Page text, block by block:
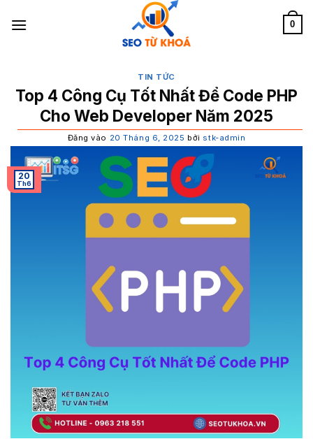
qua
0
TIN TỨC
Top 4 Công Cụ Tốt Nhất Để Code PHP
Cho Web Developer Năm 2025
Đăng vào 20 Tháng 6, 2025 bởi stk-admin
20
Th6